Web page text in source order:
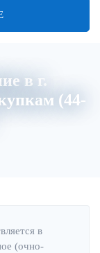
в г.
(44-
в
(очно-